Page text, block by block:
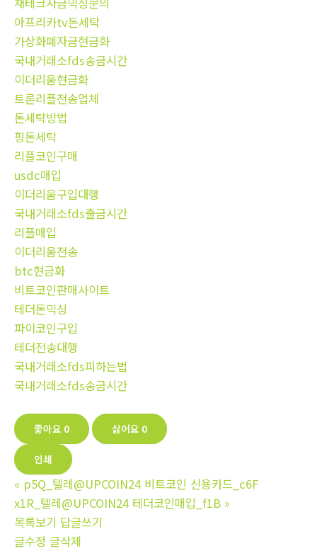
아프리카tv돈세탁
가상화폐자금현금화
국내거래소fds송금시간
이더리움현금화
트론리플전송업체
돈세탁방법
핑돈세탁
리플코인구매
usdc매입
이더리움구입대행
국내거래소fds출금시간
리플매입
이더리움전송
btc현금화
비트코인판매사이트
테더돈믹싱
파이코인구입
테더전송대행
국내거래소fds피하는법
국내거래소fds송금시간
좋아요 0 싫어요 0
인쇄
« p5Q_텔레@UPCOIN24 비트코인 신용카드_c6F
x1R_텔레@UPCOIN24 테더코인매입_f1B »
목록보기 답글쓰기
글수정 글삭제